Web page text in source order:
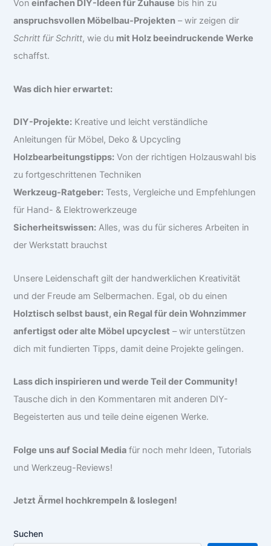
Von einfachen DIY-Ideen für Zuhause bis hin zu
anspruchsvollen Möbelbau-Projekten – wir zeigen dir
Schritt für Schritt, wie du mit Holz beeindruckende Werke
schaffst.
Was dich hier erwartet:
DIY-Projekte: Kreative und leicht verständliche
Anleitungen für Möbel, Deko & Upcycling
Holzbearbeitungstipps: Von der richtigen Holzauswahl bis
zu fortgeschrittenen Techniken
Werkzeug-Ratgeber: Tests, Vergleiche und Empfehlungen
für Hand- & Elektrowerkzeuge
Sicherheitswissen: Alles, was du für sicheres Arbeiten in
der Werkstatt brauchst
Unsere Leidenschaft gilt der handwerklichen Kreativität
und der Freude am Selbermachen. Egal, ob du einen
Holztisch selbst baust, ein Regal für dein Wohnzimmer
anfertigst oder alte Möbel upcyclest – wir unterstützen
dich mit fundierten Tipps, damit deine Projekte gelingen.
Lass dich inspirieren und werde Teil der Community!
Tausche dich in den Kommentaren mit anderen DIY-
Begeisterten aus und teile deine eigenen Werke.
Folge uns auf Social Media für noch mehr Ideen, Tutorials
und Werkzeug-Reviews!
Jetzt Ärmel hochkrempeln & loslegen!
Suchen